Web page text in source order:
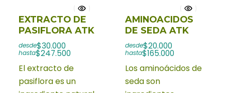
EXTRACTO DE
PASIFLORA ATK
desde$30.000
hasta$247.500
El extracto de
pasiflora es un
AMINOACIDOS
DE SEDA ATK
desde$20.000
hasta$165.000
Los aminoácidos de
seda son